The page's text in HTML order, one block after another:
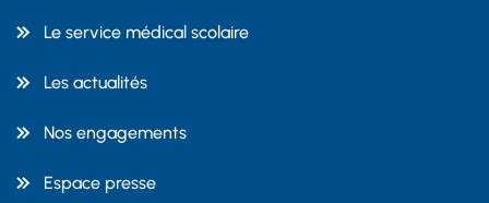
Le service médical scolaire
Les actualités
Nos engagements
Espace presse